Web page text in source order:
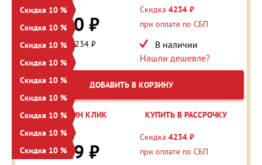
Скидка 10 %
Скидка 10 %
Скидка 10 %
Скидка 10 %
Скидка 10 %
Скидка 10 %
Скидка 10 %
Скидка 10 %
Скидка 10 %
42 344 ₽
38 110 ₽
Экономия: 4 234 ₽
Скидка 4234 ₽
при оплате по СБП
В наличии
Нашли дешевле?
ДОБАВИТЬ В КОРЗИНУ
КУПИТЬ В ОДИН КЛИК
КУПИТЬ В РАССРОЧКУ
48 288 ₽
43 459 ₽
Скидка 4234 ₽
при оплате по СБП